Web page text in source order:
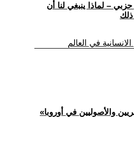
– لماذا ينبغي لنا أن
في العالم